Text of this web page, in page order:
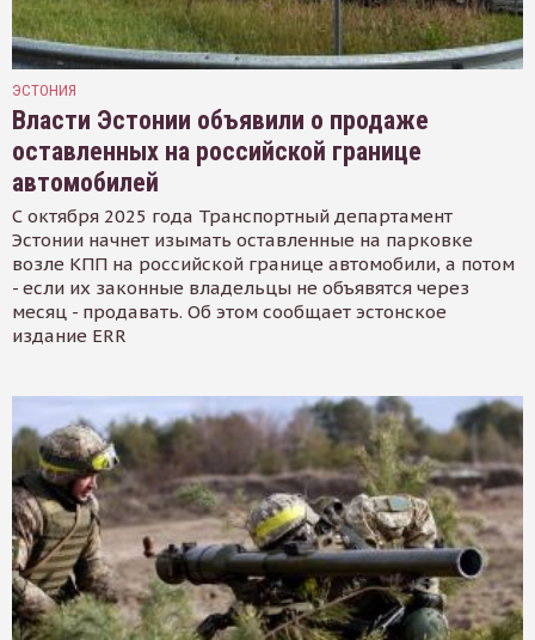
ЭСТОНИЯ
Власти Эстонии объявили о продаже
оставленных на российской границе
автомобилей
С октября 2025 года Транспортный департамент
Эстонии начнет изымать оставленные на парковке
возле КПП на российской границе автомобили, а потом
- если их законные владельцы не объявятся через
месяц - продавать. Об этом сообщает эстонское
издание ERR